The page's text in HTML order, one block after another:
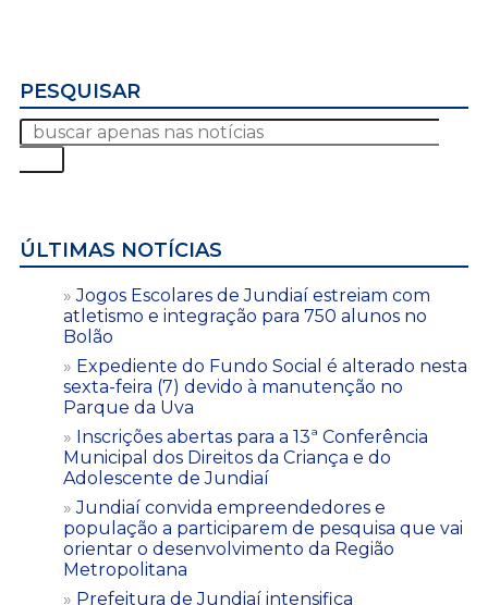
PESQUISAR
ÚLTIMAS NOTÍCIAS
Jogos Escolares de Jundiaí estreiam com
atletismo e integração para 750 alunos no
Bolão
Expediente do Fundo Social é alterado nesta
sexta-feira (7) devido à manutenção no
Parque da Uva
Inscrições abertas para a 13ª Conferência
Municipal dos Direitos da Criança e do
Adolescente de Jundiaí
Jundiaí convida empreendedores e
população a participarem de pesquisa que vai
orientar o desenvolvimento da Região
Metropolitana
Prefeitura de Jundiaí intensifica